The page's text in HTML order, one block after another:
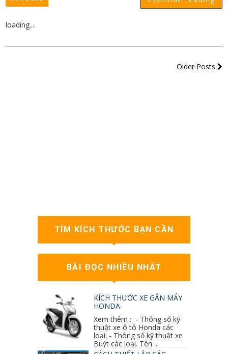
loading...
Older Posts
TÌM KÍCH THƯỚC BẠN CẦN
BÀI ĐỌC NHIỀU NHẤT
KÍCH THƯỚC XE GẮN MÁY
HONDA
Xem thêm : - Thông số kỹ
thuật xe ô tô Honda các
loại. - Thông số kỹ thuật xe
Buýt các loại. Tên ...